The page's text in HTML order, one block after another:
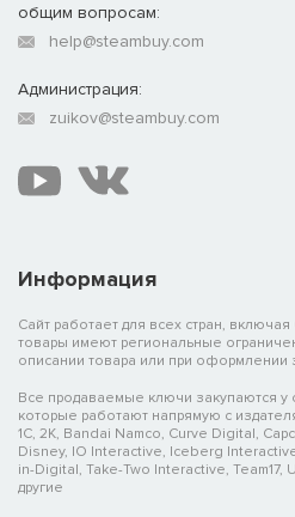
Информация
Сайт работает для всех стран,
товары имеют региональные
описании товара или при оформлении
Все продаваемые ключи закупаются
которые работают напрямую с
1C, 2K, Bandai Namco, Curve Digital,
Disney, IO Interactive, Iceberg
in-Digital, Take-Two Interactive, Team17,
другие
общим вопросам:
help@steambuy.com
Администрация:
zuikov@steambuy.com